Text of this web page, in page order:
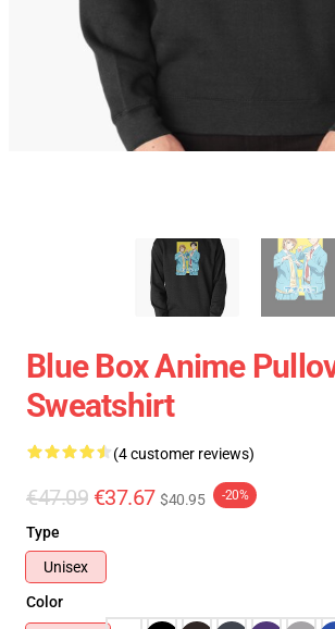
Blue Box Anime
Sweatshirt
(4 customer reviews)
€47.09 €37.67 $40.95 -20%
Type
Unisex
Color